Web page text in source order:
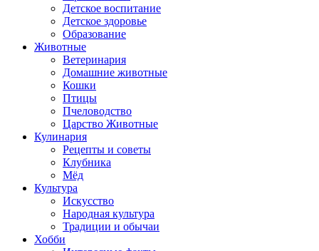
Детское воспитание
Детское здоровье
Образование
Животные
Ветеринария
Домашние животные
Кошки
Птицы
Пчеловодство
Царство Животные
Кулинария
Рецепты и советы
Клубника
Мёд
Культура
Искусство
Народная культура
Традиции и обычаи
Хобби